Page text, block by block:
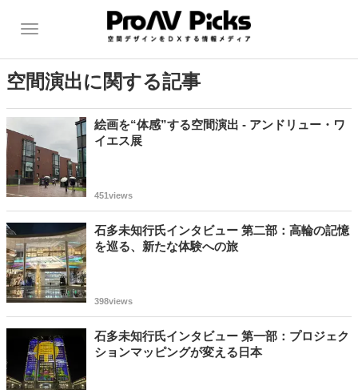
空間演出に関する記事
絵画を“体感”する空間演出 - アンドリュー・ワ
イエス展
451views
石多未知行氏インタビュー 第二部：高輪の記憶
を巡る、新たな体験への旅
398views
石多未知行氏インタビュー 第一部：プロジェク
ションマッピングが変える日本